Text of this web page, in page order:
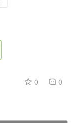
0 0